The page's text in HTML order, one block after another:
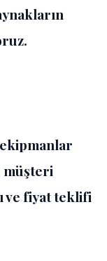
müşteri
ve fiyat teklifi